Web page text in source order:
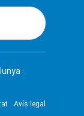
·
Avís legal